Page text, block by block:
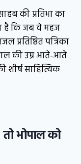
की प्रतिभा का
है कि जब वे महज
प्रतिष्ठित पत्रिका
साल की उम्र आते-आते
शीर्ष साहित्यिक
भोपाल को